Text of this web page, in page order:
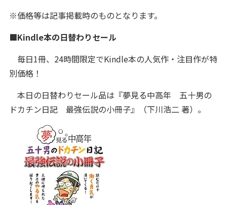
※価格等は記事掲載時のものとなります。
■Kindle本の日替わりセール
毎日1冊、24時間限定でKindle本の人気作・注目作が特
別価格！
本日の日替わりセール品は『夢見る中高年 五十男の
ドカチン日記 最強伝説の小冊子』（下川浩二 著）。